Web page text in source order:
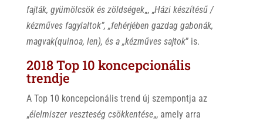
fajták, gyümölcsök és zöldségek„, „Házi készítésű /
kézműves fagylaltok”, „fehérjében gazdag gabonák,
magvak(quinoa, len), és a „kézműves sajtok” is.
2018 Top 10 koncepcionális
trendje
A Top 10 koncepcionális trend új szempontja az
„élelmiszer veszteség csökkentése„, amely arra